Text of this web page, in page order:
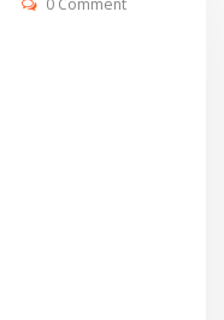
0 Comment